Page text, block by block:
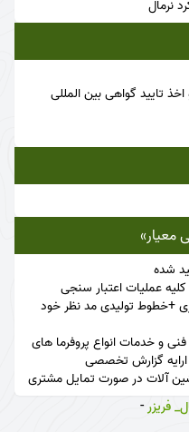
تایید گواهی بین المللی
معیار»
شده
عملیات اعتبار سنجی
+خطوط تولیدی مد نظر خود
و خدمات انواع پروفرما های
ارایه گزارش تخصصی
آلات در صورت تمایل مشتری
فریزر-